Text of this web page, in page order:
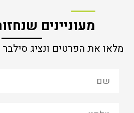
מעוניינים
מלאו את הפרטים ונציג